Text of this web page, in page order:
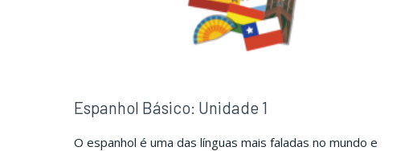
Espanhol Básico: Unidade 1
O espanhol é uma das línguas mais faladas no mundo e